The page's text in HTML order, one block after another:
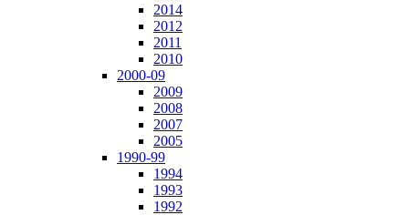
2014
2012
2011
2010
2000-09
2009
2008
2007
2005
1990-99
1994
1993
1992